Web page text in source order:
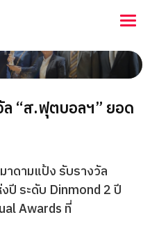
ล “ส.ฟุตบอลฯ” ยอด
ดามแป้ง รับรางวัล
ปี ระดับ Dinmond 2 ปี
Awards ที่